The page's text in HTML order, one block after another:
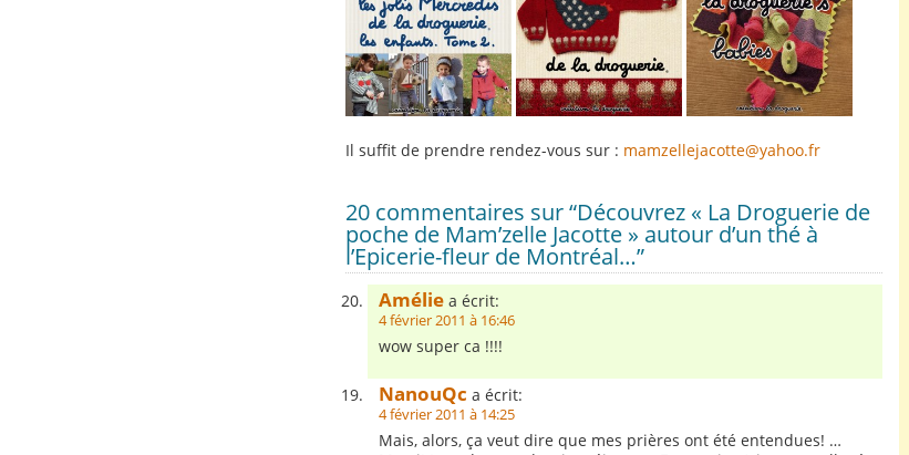
Il suffit de prendre rendez-vous sur : mamzellejacotte@yahoo.fr
20 commentaires sur “Découvrez « La Droguerie de
poche de Mam’zelle Jacotte » autour d’un thé à
l’Epicerie-fleur de Montréal…”
Amélie a écrit:
4 février 2011 à 16:46
wow super ca !!!!
NanouQc a écrit:
4 février 2011 à 14:25
Mais, alors, ça veut dire que mes prières ont été entendues! …